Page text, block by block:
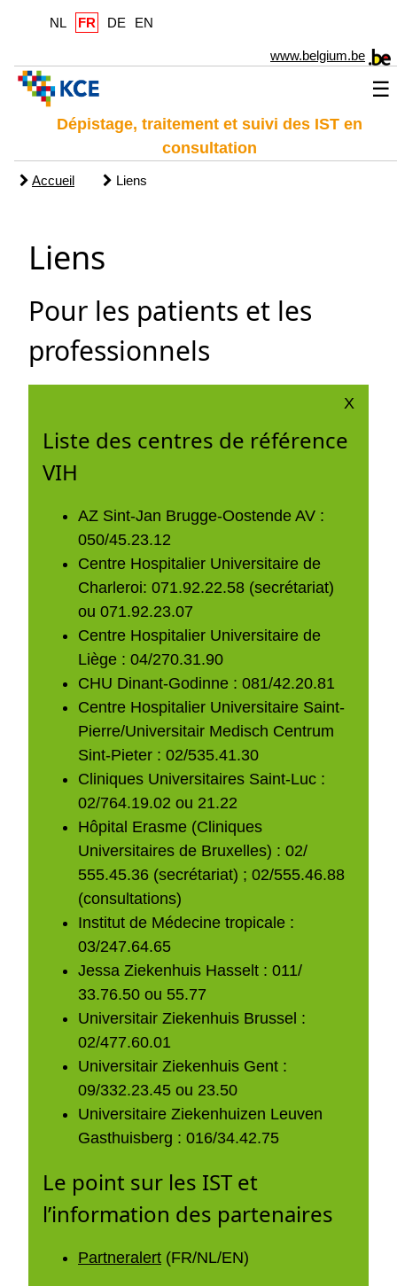
NL FR DE EN
www.belgium.be
☰
Dépistage, traitement et suivi des IST en
consultation
Accueil Liens
Liens
Pour les patients et les
professionnels
X
Liste des centres de référence
VIH
AZ Sint-Jan Brugge-Oostende AV :
050/45.23.12
Centre Hospitalier Universitaire de
Charleroi: 071.92.22.58 (secrétariat)
ou 071.92.23.07
Centre Hospitalier Universitaire de
Liège : 04/270.31.90
CHU Dinant-Godinne : 081/42.20.81
Centre Hospitalier Universitaire Saint-
Pierre/Universitair Medisch Centrum
Sint-Pieter : 02/535.41.30
Cliniques Universitaires Saint-Luc :
02/764.19.02 ou 21.22
Hôpital Erasme (Cliniques
Universitaires de Bruxelles) : 02/
555.45.36 (secrétariat) ; 02/555.46.88
(consultations)
Institut de Médecine tropicale :
03/247.64.65
Jessa Ziekenhuis Hasselt : 011/
33.76.50 ou 55.77
Universitair Ziekenhuis Brussel :
02/477.60.01
Universitair Ziekenhuis Gent :
09/332.23.45 ou 23.50
Universitaire Ziekenhuizen Leuven
Gasthuisberg : 016/34.42.75
Le point sur les IST et
l’information des partenaires
Partneralert (FR/NL/EN)